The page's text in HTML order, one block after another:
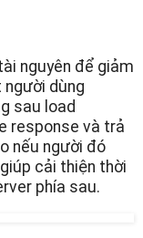
nguyên để giảm
dùng
sau load
response và trả
nếu người đó
cải thiện thời
phía sau.